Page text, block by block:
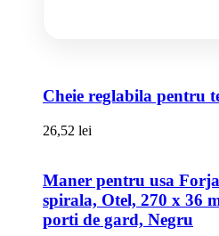
Cheie reglabila pentru
26,52 lei
Maner pentru usa
spirala, Otel, 270 x 36
porti de gard, Negru